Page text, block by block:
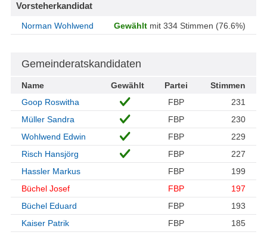
Vorsteherkandidat
Norman Wohlwend Gewählt mit 334 Stimmen (76.6%)
Gemeinderatskandidaten
Name Gewählt Partei
Stimmen
Goop Roswitha
FBP
231
Müller Sandra
FBP
230
Wohlwend Edwin
FBP
229
Risch Hansjörg
FBP
227
Hassler Markus
FBP
199
Büchel Josef
FBP
197
Büchel Eduard
FBP
193
Kaiser Patrik
FBP 185